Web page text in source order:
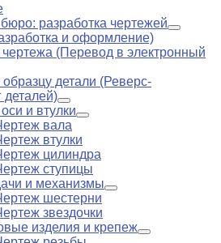
бюро: разработка чертежей
и оформление)
(Перевод в электронный
детали (Реверс-
деталей)
и втулки
вала
втулки
цилиндра
ступицы
и механизмы
шестерни
звездочки
изделия и крепеж